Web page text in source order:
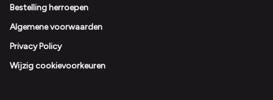
Footer
Bestelling herroepen
Algemene voorwaarden
Privacy Policy
Wijzig cookievoorkeuren